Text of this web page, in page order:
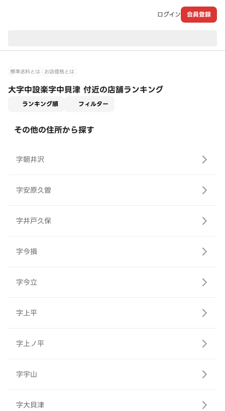
ログイン 会員登録
標準送料とは お店価格とは
大字中設楽字中貝津 付近の店舗ランキング
ランキング順 フィルター
その他の住所から探す
字朝井沢
字安原久曽
字井戸久保
字今損
字今立
字上平
字上ノ平
字宇山
字大貝津